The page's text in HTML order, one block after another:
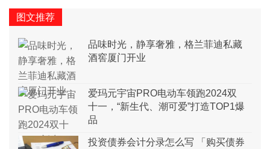
图文推荐
品味时光，静享奢雅，格兰菲迪私藏
酒窖厦门开业
爱玛元宇宙PRO电动车领跑2024双
十一，“新生代、潮可爱”打造TOP1爆
品
投资债券会计分录怎么写 「购买债券